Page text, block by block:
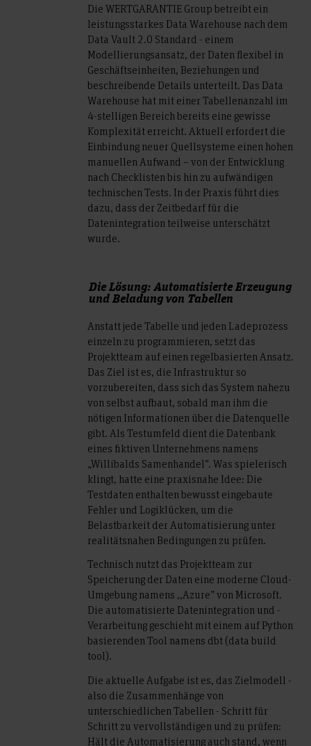
Die WERTGARANTIE Group betreibt ein
leistungsstarkes Data Warehouse nach dem
Data Vault 2.0 Standard - einem
Modellierungsansatz, der Daten flexibel in
Geschäftseinheiten, Beziehungen und
beschreibende Details unterteilt. Das Data
Warehouse hat mit einer Tabellenanzahl im
4-stelligen Bereich bereits eine gewisse
Komplexität erreicht. Aktuell erfordert die
Einbindung neuer Quellsysteme einen hohen
manuellen Aufwand – von der Entwicklung
nach Checklisten bis hin zu aufwändigen
technischen Tests. In der Praxis führt dies
dazu, dass der Zeitbedarf für die
Datenintegration teilweise unterschätzt
wurde.
Die Lösung: Automatisierte Erzeugung
und Beladung von Tabellen
Anstatt jede Tabelle und jeden Ladeprozess
einzeln zu programmieren, setzt das
Projektteam auf einen regelbasierten Ansatz.
Das Ziel ist es, die Infrastruktur so
vorzubereiten, dass sich das System nahezu
von selbst aufbaut, sobald man ihm die
nötigen Informationen über die Datenquelle
gibt. Als Testumfeld dient die Datenbank
eines fiktiven Unternehmens namens
„Willibalds Samenhandel“. Was spielerisch
klingt, hatte eine praxisnahe Idee: Die
Testdaten enthalten bewusst eingebaute
Fehler und Logiklücken, um die
Belastbarkeit der Automatisierung unter
realitätsnahen Bedingungen zu prüfen.
Technisch nutzt das Projektteam zur
Speicherung der Daten eine moderne Cloud-
Umgebung namens ,,Azure” von Microsoft.
Die automatisierte Datenintegration und -
Verarbeitung geschieht mit einem auf Python
basierenden Tool namens dbt (data build
tool).
Die aktuelle Aufgabe ist es, das Zielmodell -
also die Zusammenhänge von
unterschiedlichen Tabellen - Schritt für
Schritt zu vervollständigen und zu prüfen:
Hält die Automatisierung auch stand, wenn